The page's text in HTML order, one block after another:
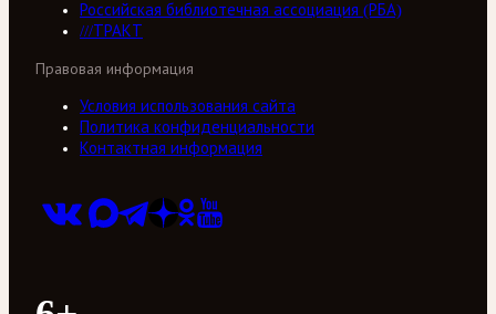
Российская библиотечная ассоциация (РБА)
///ТРАКТ
Правовая информация
Условия использования сайта
Политика конфиденциальности
Контактная информация